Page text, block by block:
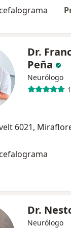
Dr.
Peña
Neurólogo
6021,
Dr.
Neurólogo